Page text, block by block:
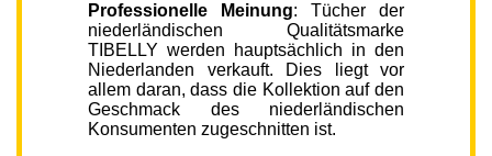
Professionelle Meinung: Tücher der
niederländischen Qualitätsmarke
TIBELLY werden hauptsächlich in den
Niederlanden verkauft. Dies liegt vor
allem daran, dass die Kollektion auf den
Geschmack des niederländischen
Konsumenten zugeschnitten ist.